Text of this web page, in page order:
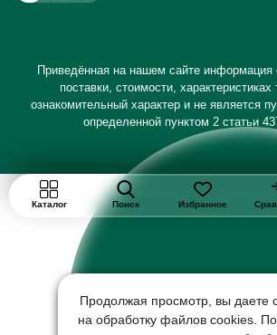
Приведённая на нашем сайте информация
поставки, стоимости, характеристиках
ознакомительный характер и не является
определенной пунктом 2 статьи
Каталог Поиск Избранное
Продолжая просмотр, вы даете
на обработку файлов cookies.